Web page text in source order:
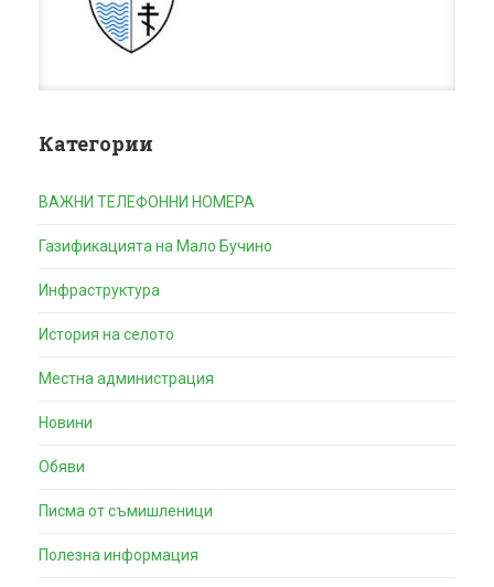
Категории
ВАЖНИ ТЕЛЕФОННИ НОМЕРА
Газификацията на Мало Бучино
Инфраструктура
История на селото
Местна администрация
Новини
Обяви
Писма от съмишленици
Полезна информация